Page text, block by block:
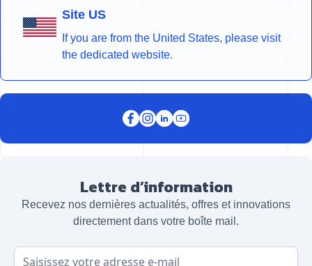
Site US
If you are from the United States, please visit
the dedicated website.
Lettre d’information
Recevez nos dernières actualités, offres et innovations
directement dans votre boîte mail.